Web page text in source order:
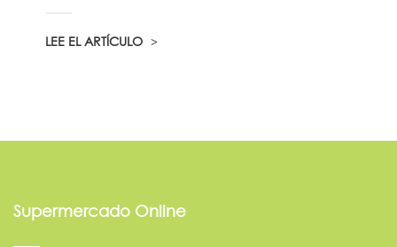
LEE EL ARTÍCULO
Supermercado Online